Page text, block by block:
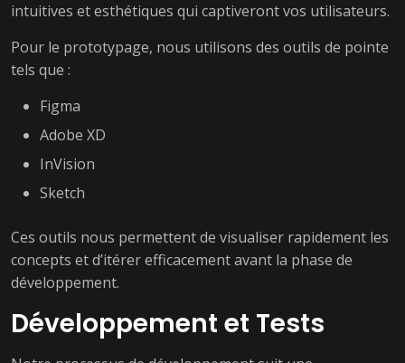
intuitives et esthétiques qui captiveront vos utilisateurs.
Pour le prototypage, nous utilisons des outils de pointe
tels que :
Figma
Adobe XD
InVision
Sketch
Ces outils nous permettent de visualiser rapidement les
concepts et d’itérer efficacement avant la phase de
développement.
Développement et Tests